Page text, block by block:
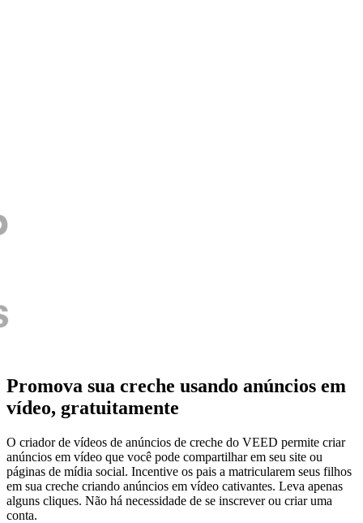
Promova sua creche usando anúncios em
vídeo, gratuitamente
O criador de vídeos de anúncios de creche do VEED permite criar
anúncios em vídeo que você pode compartilhar em seu site ou
páginas de mídia social. Incentive os pais a matricularem seus filhos
em sua creche criando anúncios em vídeo cativantes. Leva apenas
alguns cliques. Não há necessidade de se inscrever ou criar uma
conta.